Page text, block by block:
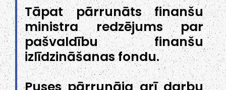
Tāpat pārrunāts finanšu
ministra redzējums par
pašvaldību finanšu
izlīdzināšanas fondu.